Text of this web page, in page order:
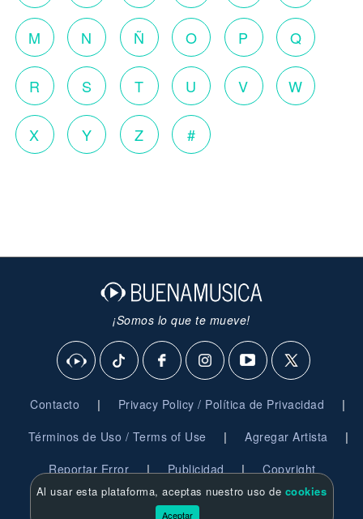
M N Ñ O P Q
R S T U V W
X Y Z #
¡Somos lo que te mueve!
Contacto | Privacy Policy / Política de Privacidad |
Términos de Uso / Terms of Use | Agregar Artista |
Reportar Error | Publicidad | Copyright
© 2026 BuenaMusica.com - Derechos Reservados
Al usar esta plataforma, aceptas nuestro uso de cookies
Aceptar